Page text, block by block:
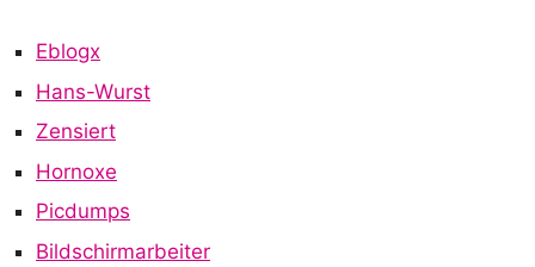
Eblogx
Hans-Wurst
Zensiert
Hornoxe
Picdumps
Bildschirmarbeiter